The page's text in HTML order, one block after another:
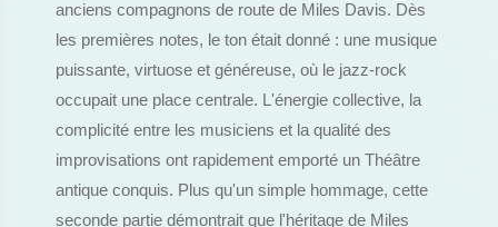
anciens compagnons de route de Miles Davis. Dès
les premières notes, le ton était donné : une musique
puissante, virtuose et généreuse, où le jazz-rock
occupait une place centrale. L'énergie collective, la
complicité entre les musiciens et la qualité des
improvisations ont rapidement emporté un Théâtre
antique conquis. Plus qu'un simple hommage, cette
seconde partie démontrait que l'héritage de Miles